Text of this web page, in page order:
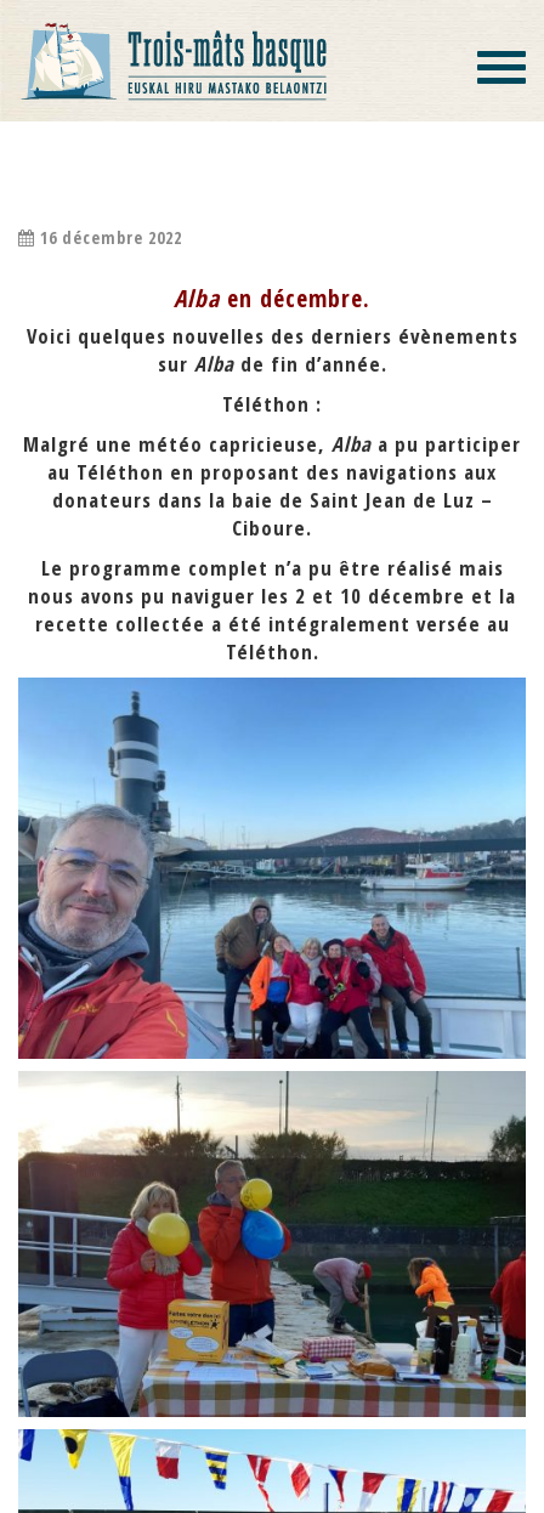
Toggle
16 décembre 2022
Albaen décembre.
Voici quelques nouvelles des derniers évènements
sur Albade fin d’année.
Téléthon :
Malgré une météo capricieuse, Alba a pu participer
au Téléthon en proposant des navigations aux
donateurs dans la baie de Saint Jean de Luz –
Ciboure.
Le programme complet n’a pu être réalisé mais
nous avons pu naviguer les 2 et 10 décembre et la
recette collectée a été intégralement versée au
Téléthon.